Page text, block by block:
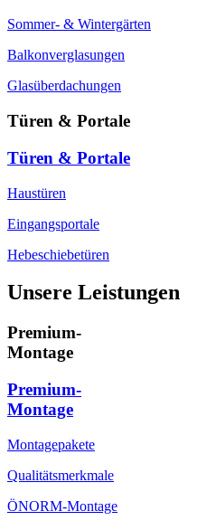
Sommer- & Wintergärten
Balkonverglasungen
Glasüberdachungen
Türen & Portale
Türen & Portale
Haustüren
Eingangsportale
Hebeschiebetüren
Unsere Leistungen
Premium-
Montage
Premium-
Montage
Montagepakete
Qualitätsmerkmale
ÖNORM-Montage